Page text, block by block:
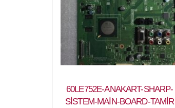
60LE752E-ANAKART-SHARP-
SİSTEM-MAİN-BOARD-TAMİR